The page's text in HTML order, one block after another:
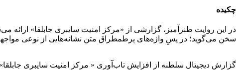
چکیده
در این روایت طنزآمیز، گزارشی از «مرکز امنیت سایبری جابلقا»
سخن می‌گوید؛ در پسِ واژه‌های پرطمطراق متن نشانه‌هایی از نوعی
گزارش دیجیتال سلطنه از افزایش تاب‌آوری « مرکز امنیت سایبری